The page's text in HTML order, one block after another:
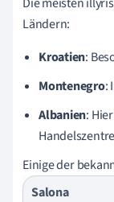
Ländern:
Kroatien:
Montenegro:
Albanien:
Einige der
Salona